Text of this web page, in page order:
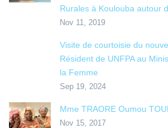
Rurales à Koulouba autour
Nov 11, 2019
Visite de courtoisie du
Résident de UNFPA au
la Femme
Sep 19, 2024
Mme TRAORE Oumou
Nov 15, 2017